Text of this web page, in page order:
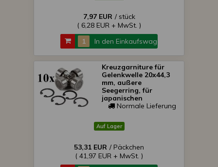
7,97 EUR / stück
( 6,28 EUR + MwSt. )
In den Einkaufswagen
Kreuzgarniture für
Gelenkwelle 20x44,3
mm, außere
Seegerring, für
japanischen
Kleintraktoren, Packet
SONDERPREIS!
Normale Lieferung
Auf Lager
53,31 EUR / Päckchen
( 41,97 EUR + MwSt. )